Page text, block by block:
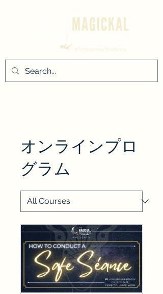
オンラインプロ
グラム